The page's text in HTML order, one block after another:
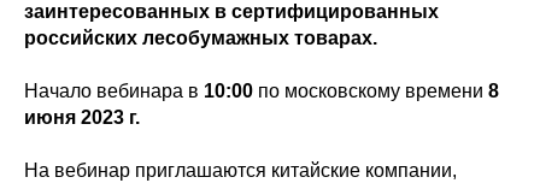
заинтересованных в сертифицированных
российских лесобумажных товарах.
Начало вебинара в 10:00 по московскому времени 8
июня 2023 г.
На вебинар приглашаются китайские компании,